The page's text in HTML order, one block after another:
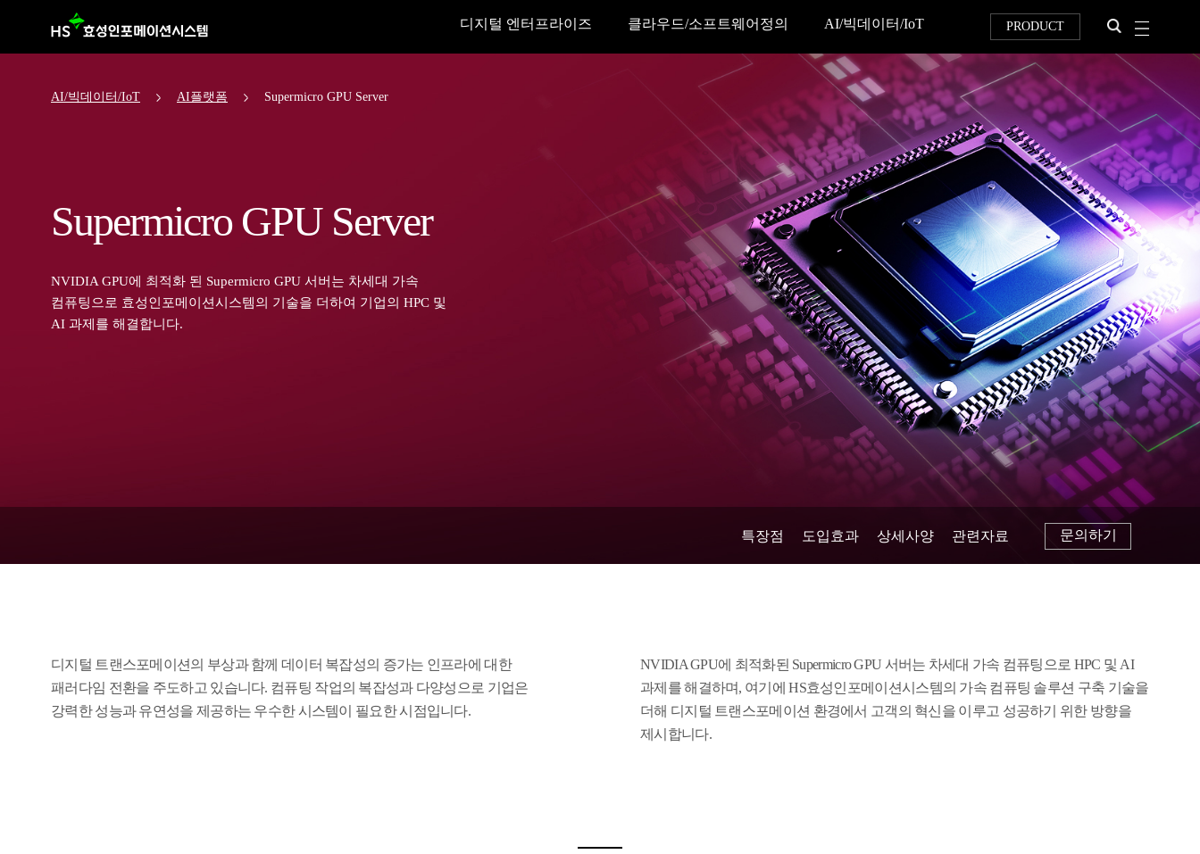
디지털 엔터프라이즈 클라우드/소프트웨어정의 AI/빅데이터/IoT PRODUCT
AI/빅데이터/IoT AI플랫폼 Supermicro GPU Server
Supermicro GPU Server
NVIDIA GPU에 최적화 된 Supermicro GPU 서버는 차세대 가속
컴퓨팅으로 효성인포메이션시스템의 기술을 더하여 기업의 HPC 및
AI 과제를 해결합니다.
특장점 도입효과 상세사양 관련자료 문의하기
디지털 트랜스포메이션의 부상과 함께 데이터 복잡성의 증가는 인프라에 대한
패러다임 전환을 주도하고 있습니다. 컴퓨팅 작업의 복잡성과 다양성으로 기업은
강력한 성능과 유연성을 제공하는 우수한 시스템이 필요한 시점입니다.
NVIDIA GPU에 최적화된 Supermicro GPU 서버는 차세대 가속 컴퓨팅으로 HPC 및 AI
과제를 해결하며, 여기에 HS효성인포메이션시스템의 가속 컴퓨팅 솔루션 구축 기술을
더해 디지털 트랜스포메이션 환경에서 고객의 혁신을 이루고 성공하기 위한 방향을
제시합니다.